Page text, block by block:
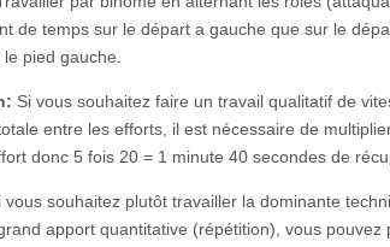
de temps sur le départ a gauche que sur le
pied gauche.
Si vous souhaitez faire un travail qualitatif de
entre les efforts, il est nécessaire de
donc 5 fois 20 = 1 minute 40 secondes de
vous souhaitez plutôt travailler la dominante
apport quantitative (répétition), vous